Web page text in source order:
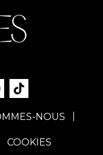
NOUS
COOKIES